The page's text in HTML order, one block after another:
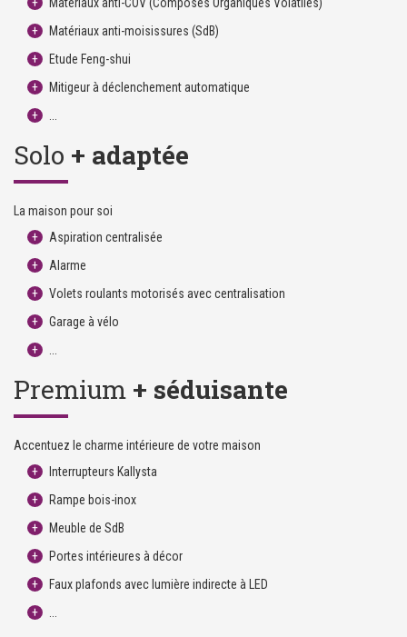
Matériaux anti-COV (Composés Organiques Volatiles)
Matériaux anti-moisissures (SdB)
Etude Feng-shui
Mitigeur à déclenchement automatique
...
Solo + adaptée
La maison pour soi
Aspiration centralisée
Alarme
Volets roulants motorisés avec centralisation
Garage à vélo
...
Premium + séduisante
Accentuez le charme intérieure de votre maison
Interrupteurs Kallysta
Rampe bois-inox
Meuble de SdB
Portes intérieures à décor
Faux plafonds avec lumière indirecte à LED
...